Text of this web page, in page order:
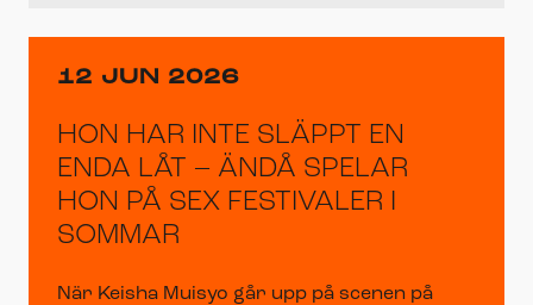
12 JUN 2026
HON HAR INTE SLÄPPT EN
ENDA LÅT – ÄNDÅ SPELAR
HON PÅ SEX FESTIVALER I
SOMMAR
När Keisha Muisyo går upp på scenen på